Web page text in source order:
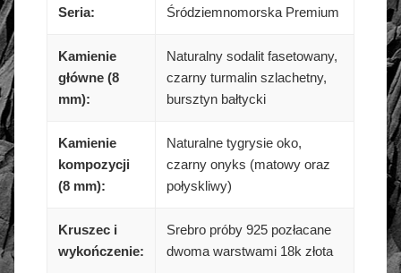
Seria:
Śródziemnomorska Premium
Kamienie
główne (8
mm):
Naturalny sodalit fasetowany,
czarny turmalin szlachetny,
bursztyn bałtycki
Kamienie
kompozycji
(8 mm):
Naturalne tygrysie oko,
czarny onyks (matowy oraz
połyskliwy)
Kruszec i
wykończenie:
Srebro próby 925 pozłacane
dwoma warstwami 18k złota